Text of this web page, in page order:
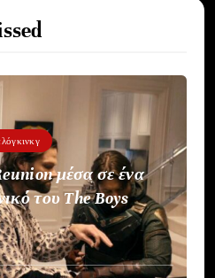
μέσα σε ένα
του The Boys